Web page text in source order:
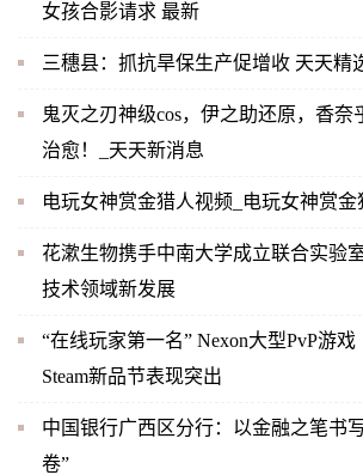
女孩合影请求 最新
三穗县：抓抗旱保生产促增收 天天精
鬼灭之刃神级cos，伊之助还原，香奈
治愈！_天天新消息
电玩女神赏金猎人视频_电玩女神赏
花漱生物携手中南大学成立联合实验
技术领域新发展
“在线玩家第一名” Nexon大型PvP游戏
Steam新品节表现突出
中国银行广西区分行：以金融之笔书
卷”